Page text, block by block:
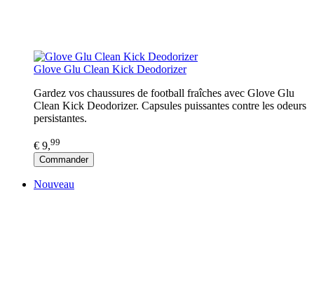
Glove Glu Clean Kick Deodorizer
Gardez vos chaussures de football fraîches avec Glove Glu
Clean Kick Deodorizer. Capsules puissantes contre les odeurs
persistantes.
€ 9,99
Commander
Nouveau